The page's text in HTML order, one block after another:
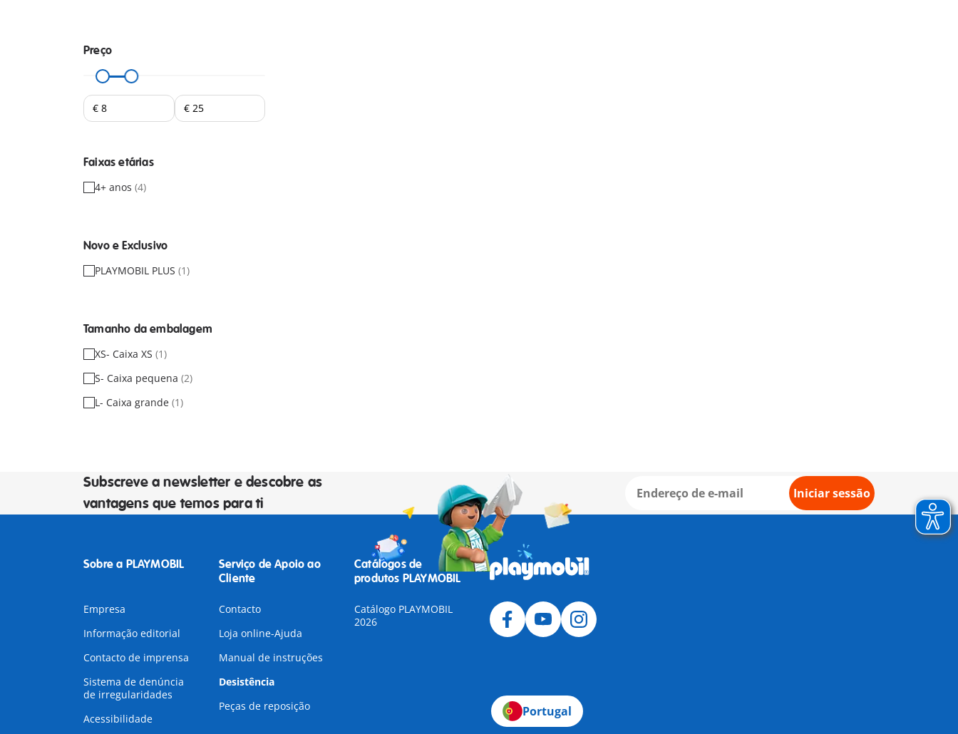
Preço
Faixas etárias
4+ anos (4)
Novo e Exclusivo
PLAYMOBIL PLUS (1)
Tamanho da embalagem
XS- Caixa XS (1)
S- Caixa pequena (2)
L- Caixa grande (1)
Subscreve a newsletter e descobre as
vantagens que temos para ti
Iniciar sessão
Sobre a PLAYMOBIL
Empresa
Informação editorial
Contacto de imprensa
Sistema de denúncia
de irregularidades
Acessibilidade
Serviço de Apoio ao
Cliente
Contacto
Loja online-Ajuda
Manual de instruções
Desistência
Peças de reposição
Catálogos de
produtos PLAYMOBIL
Catálogo PLAYMOBIL
2026
Portugal